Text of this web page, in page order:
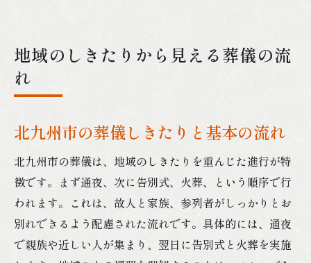
地域のしきたりから見える葬儀の流
れ
北九州市の葬儀しきたりと基本の流れ
北九州市の葬儀は、地域のしきたりを重んじた進行が特
徴です。まず通夜、次に告別式、火葬、という順序で行
われます。これは、故人と家族、参列者がしっかりとお
別れできるよう配慮された流れです。具体的には、通夜
で親族や近しい人が集まり、翌日に告別式と火葬を実施